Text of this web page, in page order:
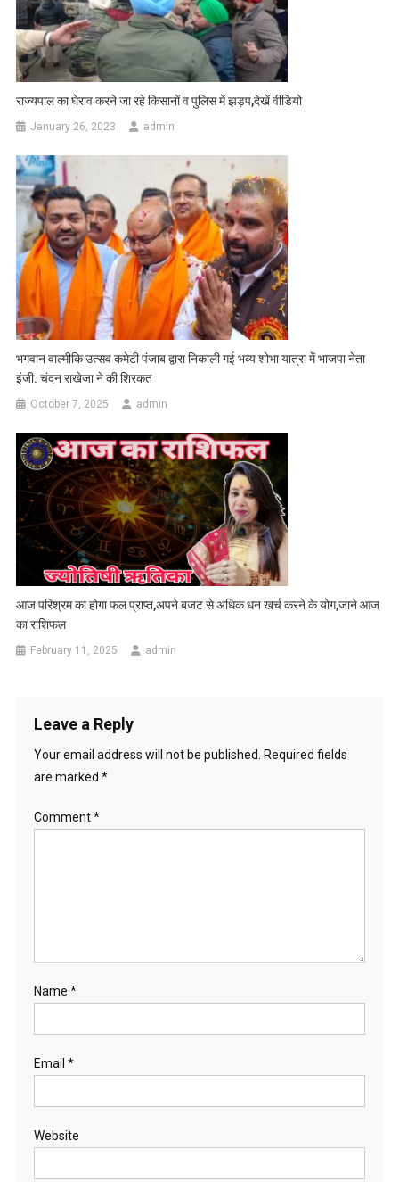
राज्यपाल का घेराव करने जा रहे किसानों व पुलिस में झड़प,देखें वीडियो
January 26, 2023 admin
भगवान वाल्मीकि उत्सव कमेटी पंजाब द्वारा निकाली गई भव्य शोभा यात्रा में भाजपा नेता
इंजी. चंदन राखेजा ने की शिरकत
October 7, 2025 admin
आज परिश्रम का होगा फल प्राप्त,अपने बजट से अधिक धन खर्च करने के योग,जाने आज
का राशिफल
February 11, 2025 admin
Leave a Reply
Your email address will not be published.
Required fields
are marked *
Comment*
Name *
Email *
Website